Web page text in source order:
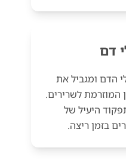
דם
הדם ומגביל את
לשרירים.
היעיל של
בזמן ריצה.